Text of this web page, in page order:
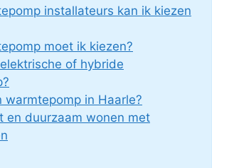
installateurs kan ik kiezen
moet ik kiezen?
of hybride
warmtepomp in Haarle?
en duurzaam wonen met